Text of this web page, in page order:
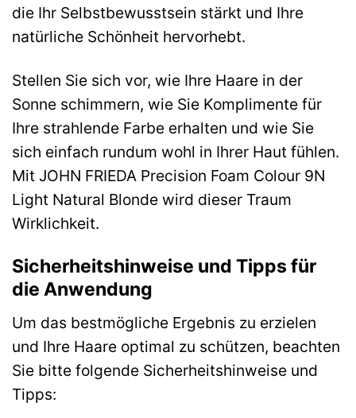
die Ihr Selbstbewusstsein stärkt und Ihre
natürliche Schönheit hervorhebt.
Stellen Sie sich vor, wie Ihre Haare in der
Sonne schimmern, wie Sie Komplimente für
Ihre strahlende Farbe erhalten und wie Sie
sich einfach rundum wohl in Ihrer Haut fühlen.
Mit JOHN FRIEDA Precision Foam Colour 9N
Light Natural Blonde wird dieser Traum
Wirklichkeit.
Sicherheitshinweise und Tipps für
die Anwendung
Um das bestmögliche Ergebnis zu erzielen
und Ihre Haare optimal zu schützen, beachten
Sie bitte folgende Sicherheitshinweise und
Tipps: